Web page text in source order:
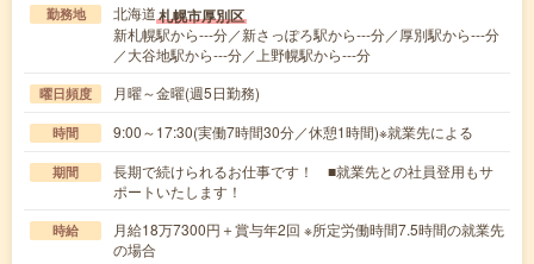
勤務地 北海道札幌市厚別区
新札幌駅から---分／新さっぽろ駅から---分／厚別駅から---分
／大谷地駅から---分／上野幌駅から---分
曜日頻度 月曜～金曜(週5日勤務)
時間 9:00～17:30(実働7時間30分／休憩1時間)※就業先による
期間
長期で続けられるお仕事です！ ■就業先との社員登用もサ
ポートいたします！
時給
月給18万7300円＋賞与年2回 ※所定労働時間7.5時間の就業先
の場合